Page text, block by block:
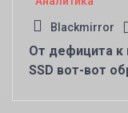
Blackmirror
От дефицита к
SSD вот-вот